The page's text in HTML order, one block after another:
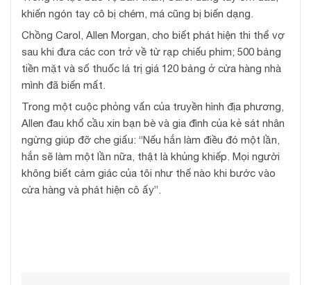
khiến ngón tay cô bị chém, má cũng bị biến dạng.
Chồng Carol, Allen Morgan, cho biết phát hiện thi thể vợ
sau khi đưa các con trở về từ rạp chiếu phim; 500 bảng
tiền mặt và số thuốc lá trị giá 120 bảng ở cửa hàng nhà
mình đã biến mất.
Trong một cuộc phỏng vấn của truyền hình địa phương,
Allen đau khổ cầu xin bạn bè và gia đình của kẻ sát nhân
ngừng giúp đỡ che giấu: “Nếu hắn làm điều đó một lần,
hắn sẽ làm một lần nữa, thật là khủng khiếp. Mọi người
không biết cảm giác của tôi như thế nào khi bước vào
cửa hàng và phát hiện cô ấy”.